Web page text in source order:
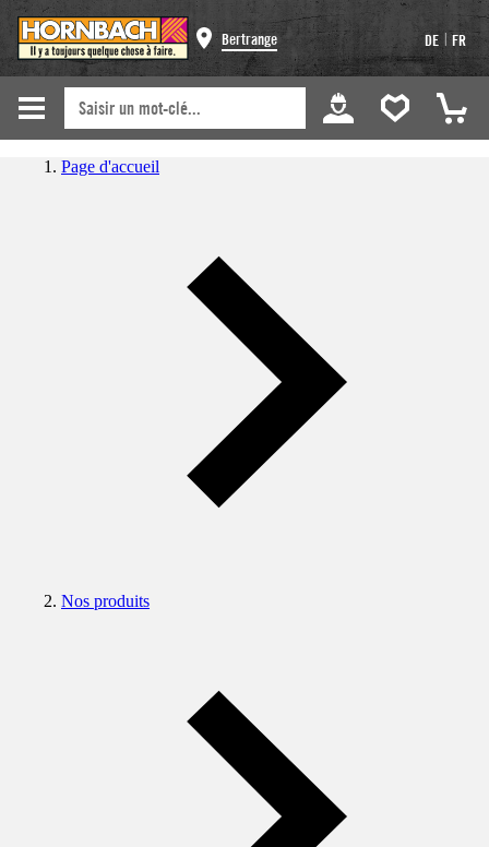
Bertrange DE | FR
Page d'accueil
Nos produits